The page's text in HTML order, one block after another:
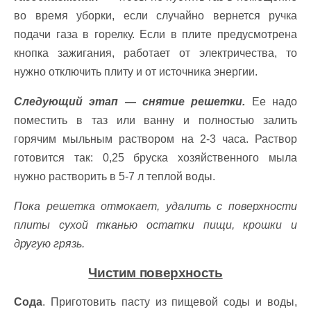
во время уборки, если случайно вернется ручка
подачи газа в горелку. Если в плите предусмотрена
кнопка зажигания, работает от электричества, то
нужно отключить плиту и от источника энергии.
Следующий этап — снятие решетки.
Ее надо
поместить в таз или ванну и полностью залить
горячим мыльным раствором на 2-3 часа. Раствор
готовится так: 0,25 бруска хозяйственного мыла
нужно растворить в 5-7 л теплой воды.
Пока решетка отмокает, удалить с поверхности
плиты сухой тканью остатки пищи, крошки и
другую грязь.
Чистим поверхность
Сода. Приготовить пасту из пищевой соды и воды,